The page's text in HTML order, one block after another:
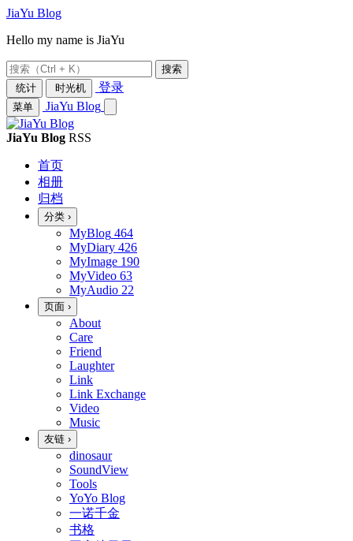
JiaYu Blog
Hello my name is JiaYu
搜索
统计
时光机 登录
菜单 JiaYu Blog
JiaYu Blog RSS
首页
相册
归档
分类 ›
MyBlog 464
MyDiary 426
MyImage 190
MyVideo 63
MyAudio 22
页面 ›
About
Care
Friend
Laughter
Link
Link Exchange
Video
Music
友链 ›
dinosaur
SoundView
Tools
YoYo Blog
一诺千金
书格